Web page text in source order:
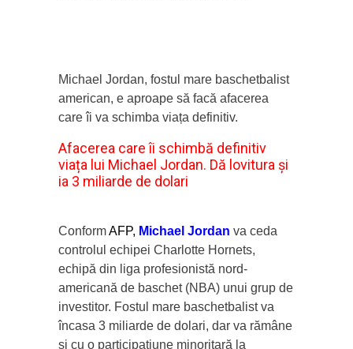
Michael Jordan, fostul mare baschetbalist
american, e aproape să facă afacerea
care îi va schimba viața definitiv.
Afacerea care îi schimbă definitiv
viața lui Michael Jordan. Dă lovitura și
ia 3 miliarde de dolari
ConformAFP, Michael Jordan va ceda
controlul echipei Charlotte Hornets,
echipă din liga profesionistă nord-
americană de baschet (NBA) unui grup de
investitor. Fostul mare baschetbalist va
încasa 3 miliarde de dolari, dar va rămâne
și cu o participațiune minoritară la